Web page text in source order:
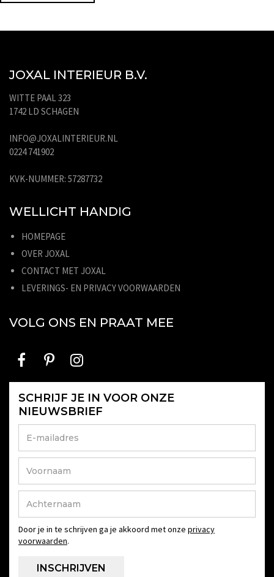
JOXAL INTERIEUR B.V.
WITTE PAAL 323
1742 LD SCHAGEN
INFO@JOXALINTERIEUR.NL
0224 741902
KVK-NUMMER: 57287732
WELLICHT HANDIG
HOMEPAGE
OVER JOXAL
CONTACT MET JOXAL
LEVERINGS- EN PRIVACY VOORWAARDEN
VOLG ONS EN PRAAT MEE
SCHRIJF JE IN VOOR ONZE
NIEUWSBRIEF
Door je in te schrijven ga je akkoord met onze privacy
voorwaarden.